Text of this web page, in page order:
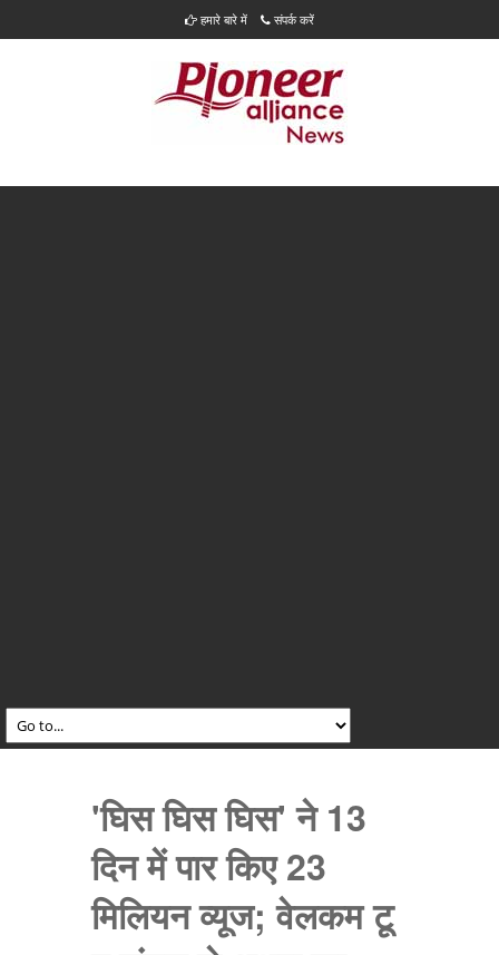
हमारे बारे में संपर्क करें
'घिस घिस घिस' ने 13
दिन में पार किए 23
मिलियन व्यूज; वेलकम टू